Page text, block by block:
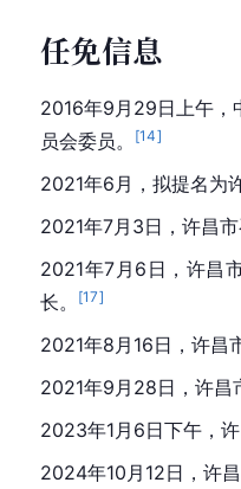
任免信息
2016年9月29日上午，
员会委员。
[14]
2021年6月，拟提名为
2021年7月3日，许昌
2021年7月6日，许昌
长。
[17]
2021年8月16日，许昌
2021年9月28日，许昌
2023年1月6日下午，
2024年10月12日，许